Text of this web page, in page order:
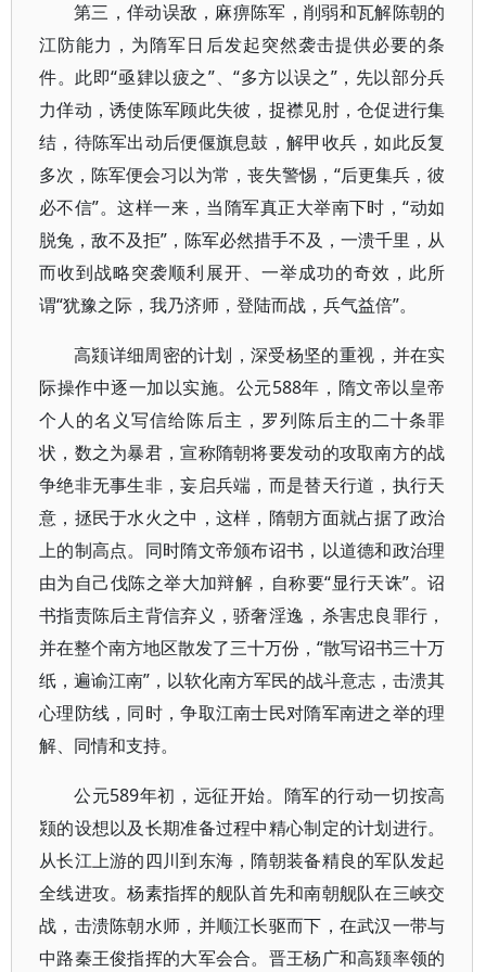
第三，佯动误敌，麻痹陈军，削弱和瓦解陈朝的
江防能力，为隋军日后发起突然袭击提供必要的条
件。此即“亟肄以疲之”、“多方以误之”，先以部分兵
力佯动，诱使陈军顾此失彼，捉襟见肘，仓促进行集
结，待陈军出动后便偃旗息鼓，解甲收兵，如此反复
多次，陈军便会习以为常，丧失警惕，“后更集兵，彼
必不信”。这样一来，当隋军真正大举南下时，“动如
脱兔，敌不及拒”，陈军必然措手不及，一溃千里，从
而收到战略突袭顺利展开、一举成功的奇效，此所
谓“犹豫之际，我乃济师，登陆而战，兵气益倍”。
高颎详细周密的计划，深受杨坚的重视，并在实
际操作中逐一加以实施。公元588年，隋文帝以皇帝
个人的名义写信给陈后主，罗列陈后主的二十条罪
状，数之为暴君，宣称隋朝将要发动的攻取南方的战
争绝非无事生非，妄启兵端，而是替天行道，执行天
意，拯民于水火之中，这样，隋朝方面就占据了政治
上的制高点。同时隋文帝颁布诏书，以道德和政治理
由为自己伐陈之举大加辩解，自称要“显行天诛”。诏
书指责陈后主背信弃义，骄奢淫逸，杀害忠良罪行，
并在整个南方地区散发了三十万份，“散写诏书三十万
纸，遍谕江南”，以软化南方军民的战斗意志，击溃其
心理防线，同时，争取江南士民对隋军南进之举的理
解、同情和支持。
公元589年初，远征开始。隋军的行动一切按高
颎的设想以及长期准备过程中精心制定的计划进行。
从长江上游的四川到东海，隋朝装备精良的军队发起
全线进攻。杨素指挥的舰队首先和南朝舰队在三峡交
战，击溃陈朝水师，并顺江长驱而下，在武汉一带与
中路秦王俊指挥的大军会合。晋王杨广和高颎率领的